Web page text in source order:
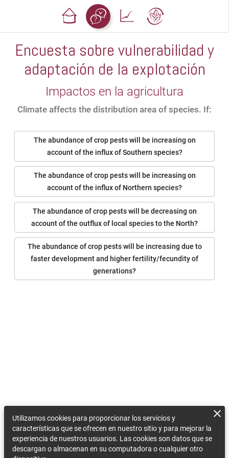
Encuesta sobre vulnerabilidad y
adaptación de la explotación
Impactos en la agricultura
Climate affects the distribution area of species. If:
The abundance of crop pests will be increasing on
account of the influx of Southern species?
The abundance of crop pests will be increasing on
account of the influx of Northern species?
The abundance of crop pests will be decreasing on
account of the outflux of local species to the North?
The abundance of crop pests will be increasing due to
faster development and higher fertility/fecundity of
generations?
Utilizamos cookies para proporcionar los servicios y
características que se ofrecen en nuestro sitio y para mejorar la
experiencia de nuestros usuarios. Las cookies son datos que se
descargan o almacenan en su computadora o cualquier otro